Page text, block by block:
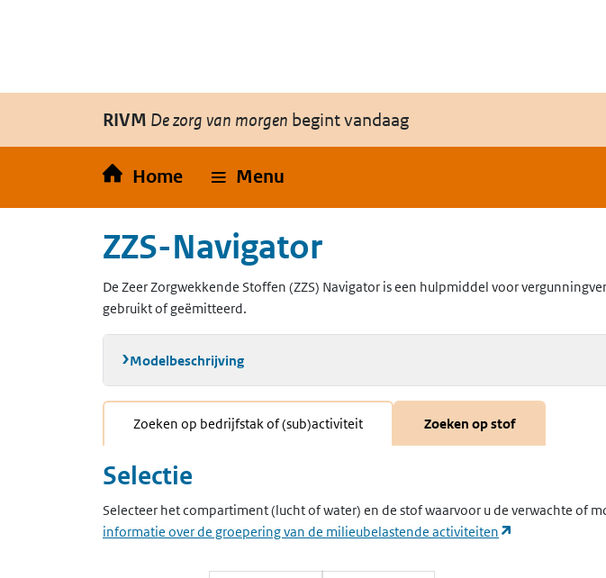
RIVM De zorg van morgen begint vandaag
Home Menu
ZZS-Navigator
De Zeer Zorgwekkende Stoffen (ZZS) Navigator is een hulpmiddel voor
gebruikt of geëmitteerd.
Modelbeschrijving
Zoeken op bedrijfstak of (sub)activiteit Zoeken op stof
Selectie
Selecteer het compartiment (lucht of water) en de stof waarvoor u de verwachte of
informatie over de groepering van de milieubelastende activiteiten